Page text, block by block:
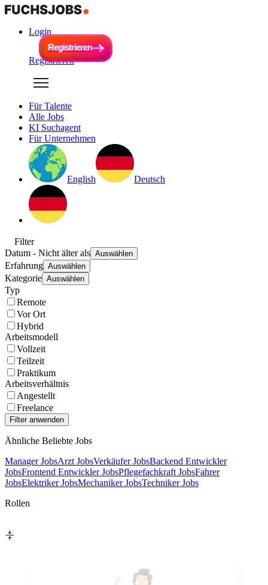
Login
Registrieren
Registrieren
Registrieren
Für Talente
Alle Jobs
KI Suchagent
Für Unternehmen
English Deutsch
Filter
Datum - Nicht älter als Auswählen
Erfahrung Auswählen
Kategorie Auswählen
Typ
Remote
Vor Ort
Hybrid
Arbeitsmodell
Vollzeit
Teilzeit
Praktikum
Arbeitsverhältnis
Angestellt
Freelance
Ähnliche Beliebte Jobs
Manager JobsArzt JobsVerkäufer JobsBackend Entwickler
JobsFrontend Entwickler JobsPflegefachkraft JobsFahrer
JobsElektriker JobsMechaniker JobsTechniker Jobs
Rollen